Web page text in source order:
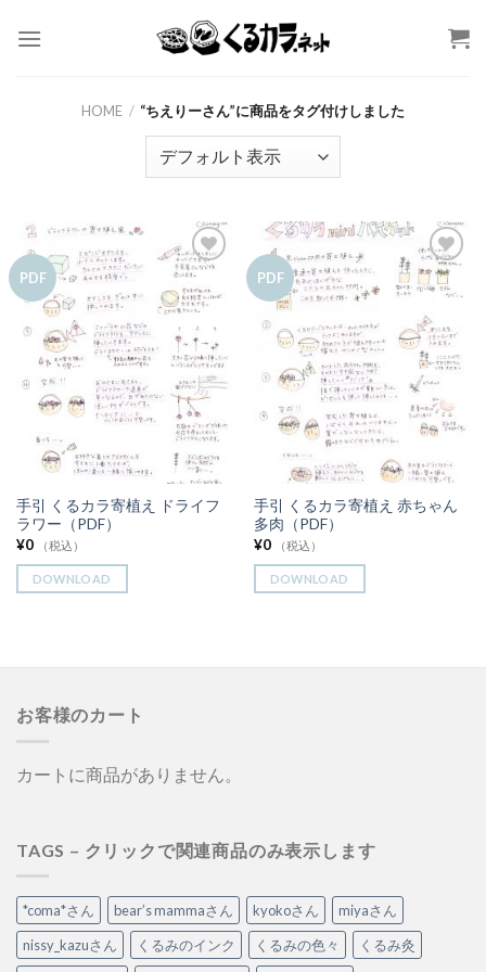
HOME / “ちえりーさん”に商品をタグ付けしました
PDF
お気
に入
りに
手引 くるカラ寄植え ドライフ
ラワー（PDF）
¥0 （税込）
DOWNLOAD
PDF
お気
に入
手引 くるカラ寄植え 赤ちゃん
多肉（PDF）
¥0 （税込）
DOWNLOAD
お客様のカート
カートに商品がありません。
TAGS – クリックで関連商品のみ表示します
*coma*さん bear’s mammaさん kyokoさん
miyaさん
nissy_kazuさん
くるみのインク くるみの色々
くるみ灸